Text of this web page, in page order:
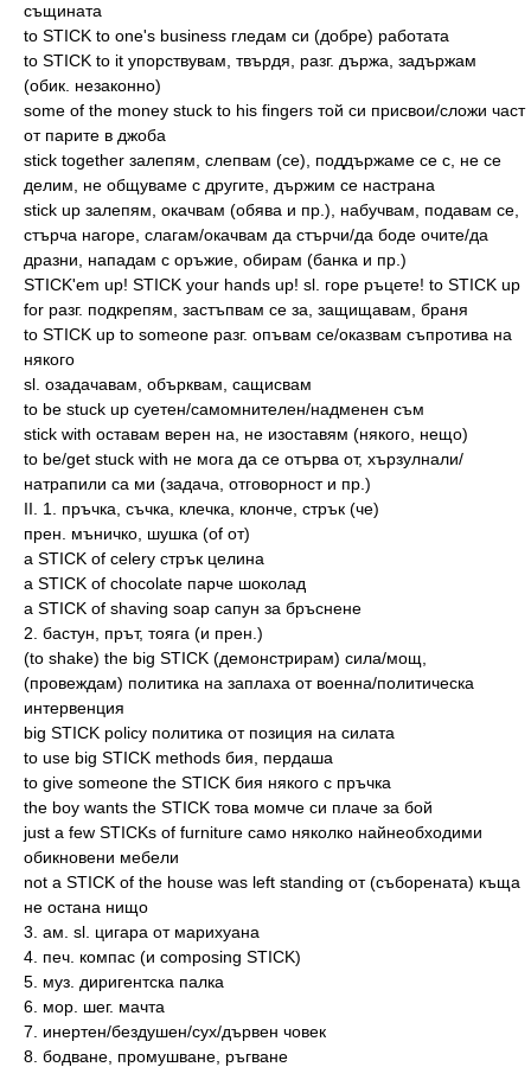
същината
to STICK to one's business гледам си (добре) работата
to STICK to it упорствувам, твърдя, разг. държа, задържам
(обик. незаконно)
some of the money stuck to his fingers той си присвои/сложи част
от парите в джоба
stick together залепям, слепвам (се), поддържаме се с, не се
делим, не общуваме с другите, държим се настрана
stick up залепям, окачвам (обява и пр.), набучвам, подавам се,
стърча нагоре, слагам/окачвам да стърчи/да боде очите/да
дразни, нападам с оръжие, обирам (банка и пр.)
STICK'em up! STICK your hands up! sl. горе ръцете! to STICK up
for разг. подкрепям, застъпвам се за, защищавам, браня
to STICK up to someone разг. опъвам се/оказвам съпротива на
някого
sl. озадачавам, обърквам, сащисвам
to be stuck up суетен/самомнителен/надменен съм
stick with оставам верен на, не изоставям (някого, нещо)
to be/get stuck with не мога да се отърва от, хързулнали/
натрапили са ми (задача, отговорност и пр.)
II. 1. пръчка, съчка, клечка, клонче, стрък (че)
прен. мъничко, шушка (of от)
a STICK of celery стрък целина
a STICK of chocolate парче шоколад
a STICK of shaving soap сапун за бръснене
2. бастун, прът, тояга (и прен.)
(to shake) the big STICK (демонстрирам) сила/мощ,
(провеждам) политика на заплаха от военна/политическа
интервенция
big STICK policy политика от позиция на силата
to use big STICK methods бия, пердаша
to give someone the STICK бия някого с пръчка
the boy wants the STICK това момче си плаче за бой
just a few STICKs of furniture само няколко найнеобходими
обикновени мебели
not a STICK of the house was left standing от (съборената) къща
не остана нищо
3. ам. sl. цигара от марихуана
4. печ. компас (и composing STICK)
5. муз. диригентска палка
6. мор. шег. мачта
7. инертен/бездушен/сух/дървен човек
8. бодване, промушване, ръгване